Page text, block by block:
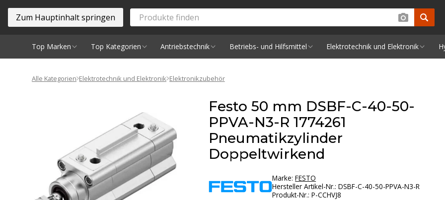
Zum Hauptinhalt springen
Top Marken Top Kategorien Antriebstechnik Betriebs- und Hilfsmittel Elektrotechnik und Elektronik
Alle Kategorien Elektrotechnik und Elektronik Elektronikzubehör
Festo 50 mm DSBF-C-40-50-
PPVA-N3-R 1774261
Pneumatikzylinder
Doppeltwirkend
Marke:FESTO
Hersteller Artikel-Nr.:DSBF-C-40-50-PPVA-N3-R
Produkt-Nr.:P-CCHVJ8